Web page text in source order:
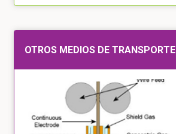
OTROS MEDIOS DE TRANSPORTE